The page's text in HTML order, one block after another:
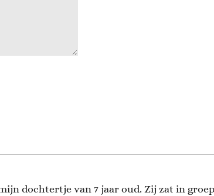
dochtertje van 7 jaar oud. Zij zat in